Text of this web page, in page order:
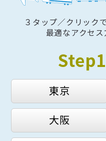
３タップ／クリック
最適なアクセス
Step1
東京
大阪